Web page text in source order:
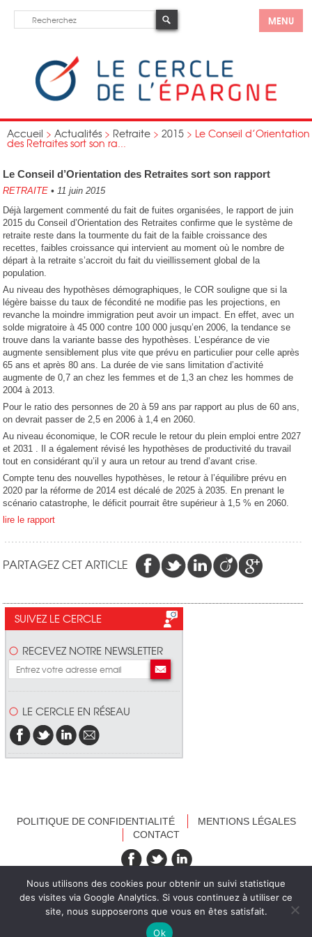
MENU
Accueil > Actualités > Retraite > 2015 > Le Conseil d’Orientation
des Retraites sort son ra...
Le Conseil d’Orientation des Retraites sort son rapport
RETRAITE • 11 juin 2015
Déjà largement commenté du fait de fuites organisées, le rapport de juin
2015 du Conseil d’Orientation des Retraites confirme que le système de
retraite reste dans la tourmente du fait de la faible croissance des
recettes, faibles croissance qui intervient au moment où le nombre de
départ à la retraite s’accroit du fait du vieillissement global de la
population.
Au niveau des hypothèses démographiques, le COR souligne que si la
légère baisse du taux de fécondité ne modifie pas les projections, en
revanche la moindre immigration peut avoir un impact. En effet, avec un
solde migratoire à 45 000 contre 100 000 jusqu’en 2006, la tendance se
trouve dans la variante basse des hypothèses. L’espérance de vie
augmente sensiblement plus vite que prévu en particulier pour celle après
65 ans et après 80 ans. La durée de vie sans limitation d’activité
augmente de 0,7 an chez les femmes et de 1,3 an chez les hommes de
2004 à 2013.
Pour le ratio des personnes de 20 à 59 ans par rapport au plus de 60 ans,
on devrait passer de 2,5 en 2006 à 1,4 en 2060.
Au niveau économique, le COR recule le retour du plein emploi entre 2027
et 2031 . Il a également révisé les hypothèses de productivité du travail
tout en considérant qu’il y aura un retour au trend d’avant crise.
Compte tenu des nouvelles hypothèses, le retour à l’équilibre prévu en
2020 par la réforme de 2014 est décalé de 2025 à 2035. En prenant le
scénario catastrophe, le déficit pourrait être supérieur à 1,5 % en 2060.
lire le rapport
PARTAGEZ CET ARTICLE
SUIVEZ LE CERCLE
RECEVEZ NOTRE NEWSLETTER
LE CERCLE EN RÉSEAU
POLITIQUE DE CONFIDENTIALITÉ
MENTIONS LÉGALES
CONTACT
recevez nos newsletters
Nous utilisons des cookies pour obtenir un suivi statistique
des visites via Google Analytics. Si vous continuez à utiliser ce
site, nous supposerons que vous en êtes satisfait.
Ok